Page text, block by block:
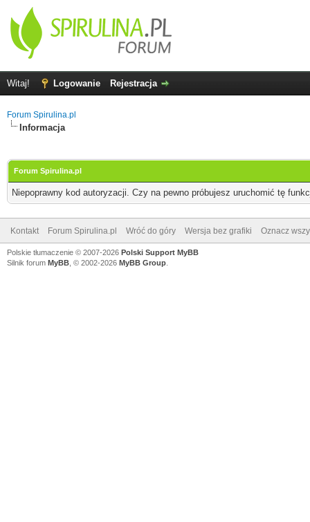
Witaj! Logowanie Rejestracja
Forum Spirulina.pl
Informacja
Forum Spirulina.pl
Niepoprawny kod autoryzacji. Czy na pewno próbujesz uruchomić tę
Kontakt Forum Spirulina.pl Wróć do góry Wersja bez grafiki Oznacz
Polskie tłumaczenie © 2007-2026 Polski Support MyBB
Silnik forum MyBB , © 2002-2026 MyBB Group